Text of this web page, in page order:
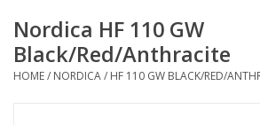
Bootfitting
Onderhoud
Nordica HF 110 GW
Black/Red/Anthracite
HOME/ NORDICA/ HF 110 GW BLACK/RED/